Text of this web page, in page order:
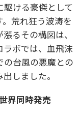
ける豪傑として
荒れ狂う波涛を
るその構図は、
ボでは、血飛沫
の台風の悪魔との
しました。
界同時発売